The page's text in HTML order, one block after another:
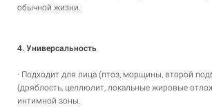
обычной жизни.
4. Универсальность
· Подходит для лица (птоз, морщины, второй
(дряблость, целлюлит, локальные жировые
интимной зоны.